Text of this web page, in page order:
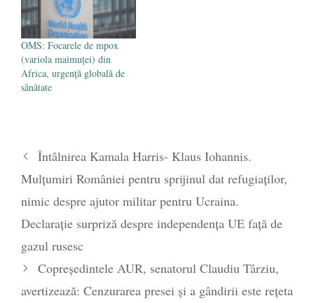
OMS: Focarele de mpox
(variola maimuței) din
Africa, urgență globală de
sănătate
Întâlnirea Kamala Harris- Klaus Iohannis.
Mulțumiri României pentru sprijinul dat refugiaților,
nimic despre ajutor militar pentru Ucraina.
Declarație surpriză despre independența UE față de
gazul rusesc
Copreședintele AUR, senatorul Claudiu Târziu,
avertizează: Cenzurarea presei și a gândirii este rețeta